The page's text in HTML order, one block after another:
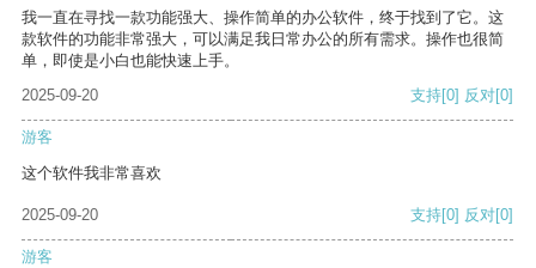
我一直在寻找一款功能强大、操作简单的办公软件，终于找到了它。这
款软件的功能非常强大，可以满足我日常办公的所有需求。操作也很简
单，即使是小白也能快速上手。
2025-09-20
支持[0] 反对[0]
游客
这个软件我非常喜欢
2025-09-20 支持[0] 反对[0]
游客